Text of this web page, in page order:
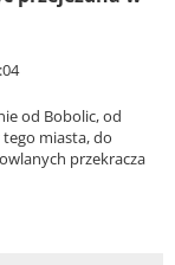
od Bobolic, od
miasta, do
przekracza